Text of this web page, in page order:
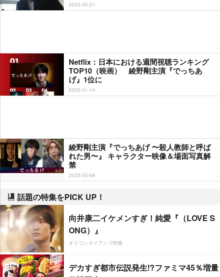
2025-05-21
Netflix：日本における週間視聴ランキング
TOP10（映画） 綾野剛主演『でっちあ
げ』1位に
2026-01-14
綾野剛主演『でっちあげ 〜殺人教師と呼ば
れた男〜』 キャラクター映像＆場面写真解
禁
2025-05-08
話題の特集をPICK UP！
向井康二イケメンすぎ！純愛『（LOVE S
ONG）』
オリコンタイアップ特集
デカすぎ都市伝説発生!?ファミマ45％増量